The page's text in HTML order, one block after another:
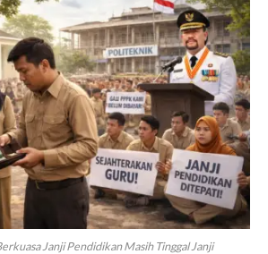
Janji Pendidikan Masih Tinggal Janji